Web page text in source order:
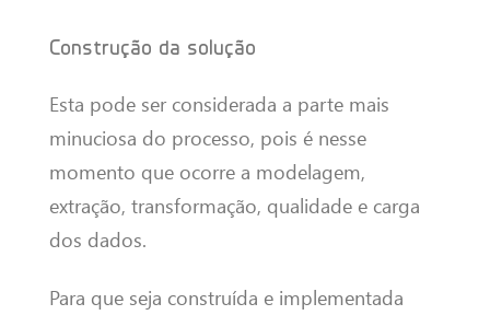
Construção da solução
Esta pode ser considerada a parte mais
minuciosa do processo, pois é nesse
momento que ocorre a modelagem,
extração, transformação, qualidade e carga
dos dados.
Para que seja construída e implementada